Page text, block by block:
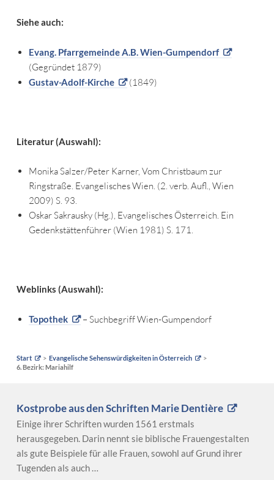
Siehe auch:
Evang. Pfarrgemeinde A.B. Wien-Gumpendorf
(Gegründet 1879)
Gustav-Adolf-Kirche (1849)
Literatur (Auswahl):
Monika Salzer/Peter Karner, Vom Christbaum zur
Ringstraße. Evangelisches Wien. (2. verb. Aufl., Wien
2009) S. 93.
Oskar Sakrausky (Hg.), Evangelisches Österreich. Ein
Gedenkstättenführer (Wien 1981) S. 171.
Weblinks (Auswahl):
Topothek – Suchbegriff Wien-Gumpendorf
Start
Evangelische Sehenswürdigkeiten in Österreich
6. Bezirk: Mariahilf
Kostprobe aus den Schriften Marie Dentière
Einige ihrer Schriften wurden 1561 erstmals
herausgegeben. Darin nennt sie biblische Frauengestalten
als gute Beispiele für alle Frauen, sowohl auf Grund ihrer
Tugenden als auch …